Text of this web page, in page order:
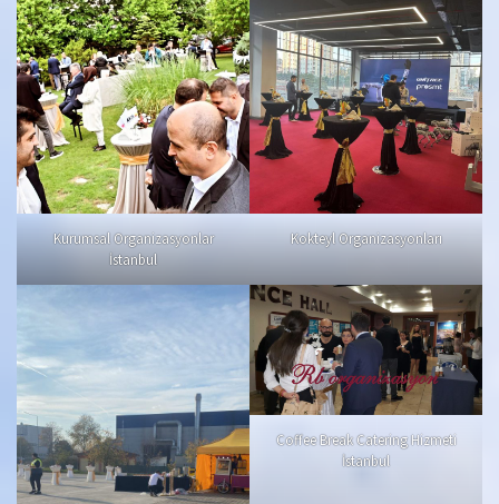
Kurumsal Organizasyonlar
İstanbul
Kokteyl Organizasyonları
Coffee Break Catering Hizmeti
İstanbul